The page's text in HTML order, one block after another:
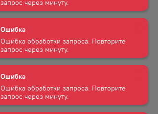
Ошибка
Ошибка обработки запроса. Повторите
запрос через минуту.
Ошибка
Ошибка обработки запроса. Повторите
запрос через минуту.
Ошибка